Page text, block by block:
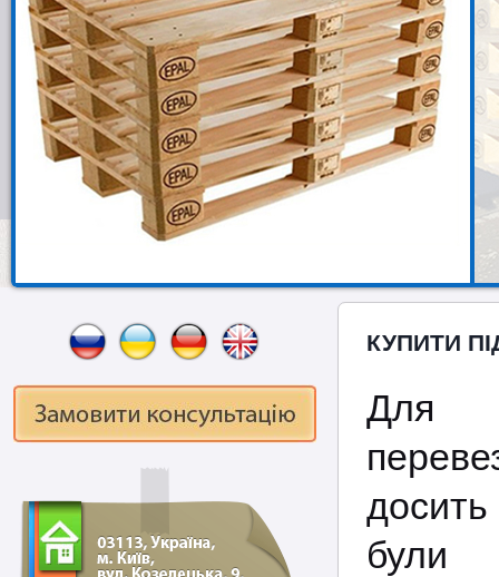
КУПИТИ
Для
досить
були